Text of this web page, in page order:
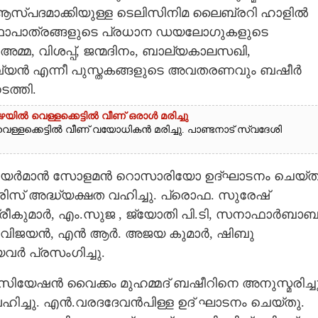
ടെലിസിനിമ ലൈബ്രറി ഹാളിൽ
കഥാപാത്രങ്ങളുടെ പ്രധാന ഡയലോഗുകളുടെ
വിശപ്പ്, ജന്മദിനം, ബാല്യകാലസഖി,
എന്നീ പുസ്തകങ്ങളുടെ അവതരണവും ബഷീർ
വെള്ളക്കെട്ടിൽ വീണ് ഒരാൾ മരിച്ചു
വീണ് വയോധികൻ മരിച്ചു. പാണ്ടനാട് സ്വദേശി
ചെയർമാൻ സോളമൻ റൊസാരിയോ ഉദ്ഘാടനം
അദ്ധ്യക്ഷത വഹിച്ചു. പ്രൊഫ. സുരേഷ്
എം.സുജ , ജ്യോതി പി.ടി,
വിജയൻ, എൻ ആർ. അജയ കുമാർ, ഷിബു
പ്രസംഗിച്ചു.
വൈക്കം മുഹമ്മദ്‌ ബഷീറിനെ
എൻ.വരദദേവൻപിള്ള ഉദ് ഘാടനം ചെയ്തു.